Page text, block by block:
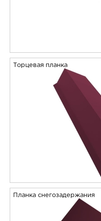
Торцевая планка
Планка снегозадержания